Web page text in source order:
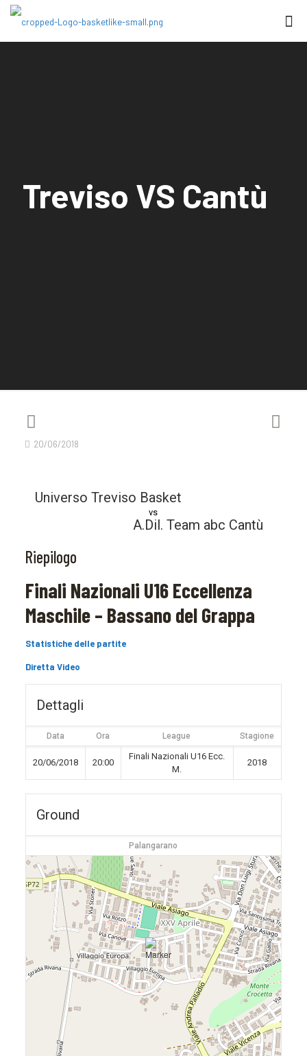
Treviso VS Cantù
20/06/2018
Universo Treviso Basket
vs
A.Dil. Team abc Cantù
Riepilogo
Finali Nazionali U16 Eccellenza
Maschile – Bassano del Grappa
Statistiche delle partite
Diretta Video
Dettagli
Data Ora League Stagione
20/06/2018 20:00
Finali Nazionali U16 Ecc.
M.
2018
Ground
Palangarano